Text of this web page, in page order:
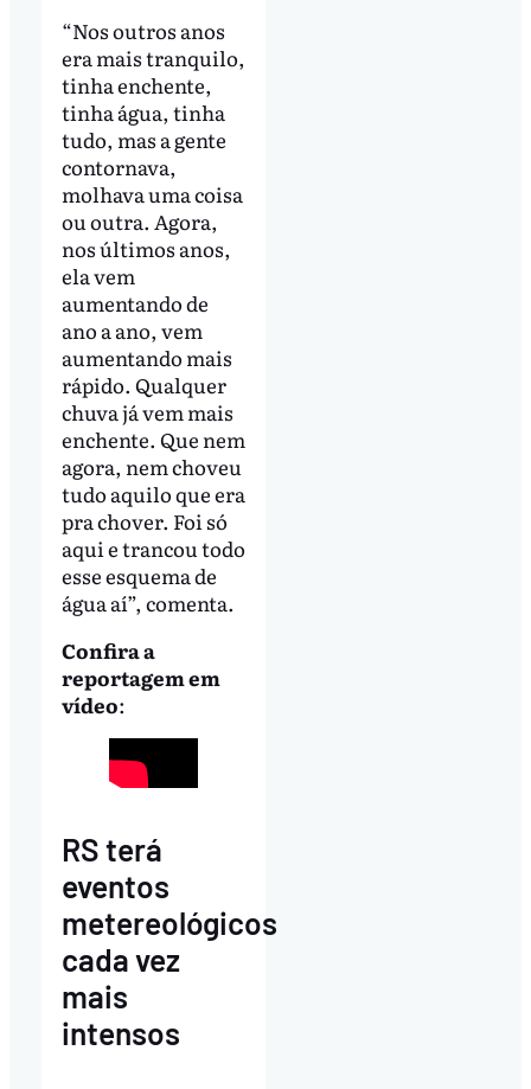
“Nos outros anos
era mais tranquilo,
tinha enchente,
tinha água, tinha
tudo, mas a gente
contornava,
molhava uma coisa
ou outra. Agora,
nos últimos anos,
ela vem
aumentando de
ano a ano, vem
aumentando mais
rápido. Qualquer
chuva já vem mais
enchente. Que nem
agora, nem choveu
tudo aquilo que era
pra chover. Foi só
aqui e trancou todo
esse esquema de
água aí”, comenta.
Confira a
reportagem em
vídeo:
RS terá
eventos
metereológicos
cada vez
mais
intensos